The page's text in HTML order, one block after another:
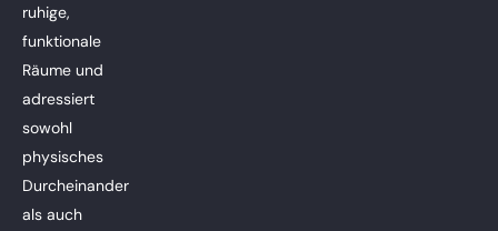
ruhige,
funktionale
Räume und
adressiert
sowohl
physisches
Durcheinander
als auch